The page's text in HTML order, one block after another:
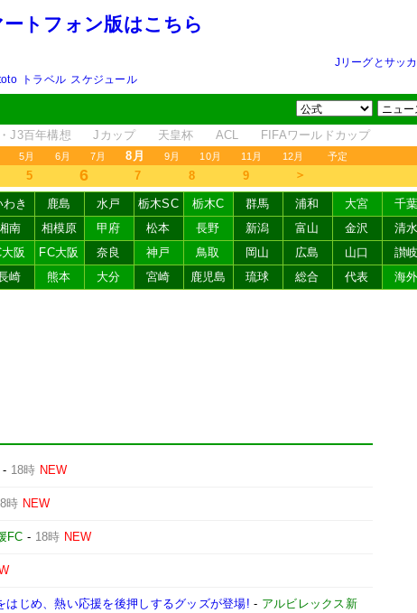
トフォン版はこちら
Jリーグとサッ
トラベル スケジュール
J3百年構想 Jカップ 天皇杯 ACL FIFAワールドカップ
5月 6月 7月 8月 9月 10月 11月 12月 予定
5 6 7 8 9 ＞
わき 鹿島 水戸 栃木SC 栃木C 群馬 浦和 大宮 千葉
南 相模原 甲府 松本 長野 新潟 富山 金沢 清水
阪 FC大阪 奈良 神戸 鳥取 岡山 広島 山口 讃岐
崎 熊本 大分 宮崎 鹿児島 琉球 総合 代表 海外
- 18時 NEW
時 NEW
FC - 18時 NEW
はじめ、熱い応援を後押しするグッズが登場! - アルビレックス新